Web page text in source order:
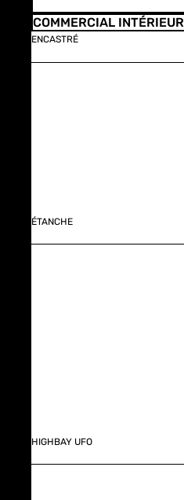
COMMERCIAL INTÉRIEUR
ENCASTRÉ
ÉTANCHE
HIGHBAY UFO